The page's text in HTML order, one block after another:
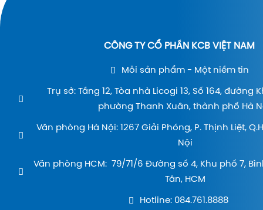
CÔNG TY CỔ PHẦN KCB VIỆT NAM
Mỗi sản phẩm - Một niềm tin
Trụ sở: Tầng 12, Tòa nhà Licogi 13, Số 164, đường
phường Thanh Xuân, thành phố Hà
Văn phòng Hà Nội: 1267 Giải Phóng, P. Thịnh Liệt,
Nội
Văn phòng HCM: 79/71/6 Đường số 4, Khu phố 7,
Tân, HCM
Hotline: 084.761.8888